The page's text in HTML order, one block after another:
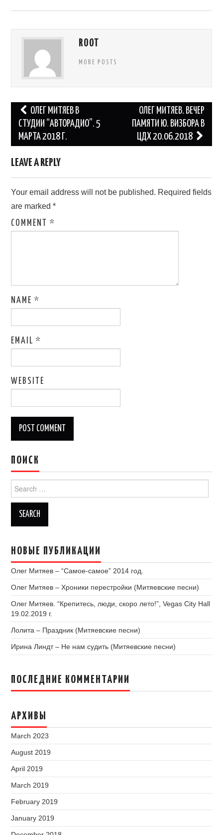
ROOT
MORE POSTS
Post
navigation
ОЛЕГ МИТЯЕВ В
СТУДИИ “АВТОРАДИО”. 5
МАРТА 2018 Г.
ОЛЕГ МИТЯЕВ. ВЕЧЕР
ПАМЯТИ Ю. ВИЗБОРА В
ЦДХ 20.06.2018
LEAVE A REPLY
Your email address will not be published. Required fields
are marked*
COMMENT*
NAME*
EMAIL*
WEBSITE
ПОИСК
for:
НОВЫЕ ПУБЛИКАЦИИ
Олег Митяев – “Самое-самое” 2014 год.
Олег Митяев – Хроники перестройки (Митяевские песни)
Олег Митяев. “Крепитесь, люди, скоро лето!”, Vegas City Hall
19.02.2019 г.
Лолита – Праздник (Митяевские песни)
Ирина Линдт – Не нам судить (Митяевские песни)
ПОСЛЕДНИЕ КОММЕНТАРИИ
АРХИВЫ
March 2023
August 2019
April 2019
March 2019
February 2019
January 2019